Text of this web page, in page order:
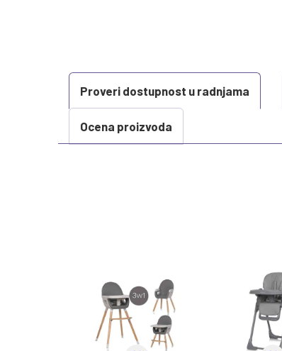
Proveri dostupnost u radnjama
Ocena proizvoda
Brend
Kategorija